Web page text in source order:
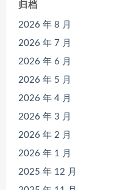
归档
2026 年 8 月
2026 年 7 月
2026 年 6 月
2026 年 5 月
2026 年 4 月
2026 年 3 月
2026 年 2 月
2026 年 1 月
2025 年 12 月